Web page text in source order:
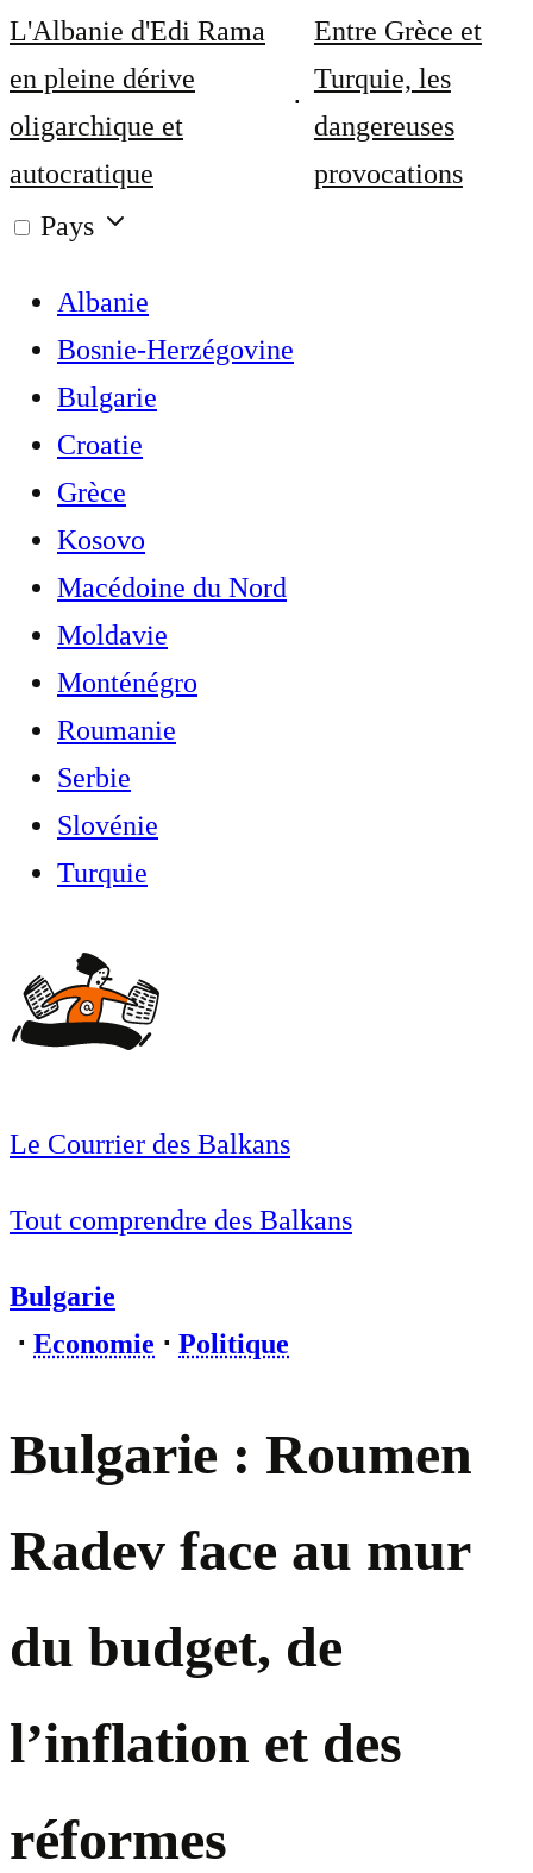
L'Albanie d'Edi Rama
en pleine dérive
oligarchique et
autocratique
Entre Grèce et
Turquie, les
dangereuses
provocations
Pays
Albanie
Bosnie-Herzégovine
Bulgarie
Croatie
Grèce
Kosovo
Macédoine du Nord
Moldavie
Monténégro
Roumanie
Serbie
Slovénie
Turquie
Le Courrier des Balkans
Tout comprendre des Balkans
Bulgarie
⋅ Economie ⋅ Politique
Bulgarie : Roumen
Radev face au mur
du budget, de
l’inflation et des
réformes